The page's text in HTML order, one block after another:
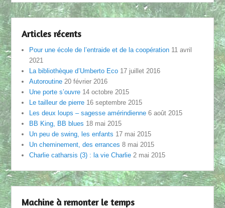
Articles récents
Pour une école de l’entraide et de la coopération 11 avril
2021
La bibliothèque d’Umberto Eco 17 juillet 2016
Autoroutine 20 février 2016
Une porte s’ouvre 14 octobre 2015
Le tailleur de pierre 16 septembre 2015
Les deux loups – sagesse amérindienne 6 août 2015
BB King, BB blues 18 mai 2015
Un peu de swing, les enfants 17 mai 2015
Un cheminement, des errances 8 mai 2015
Charlie catharsis (3) : la vie Charlie 2 mai 2015
Machine à remonter le temps